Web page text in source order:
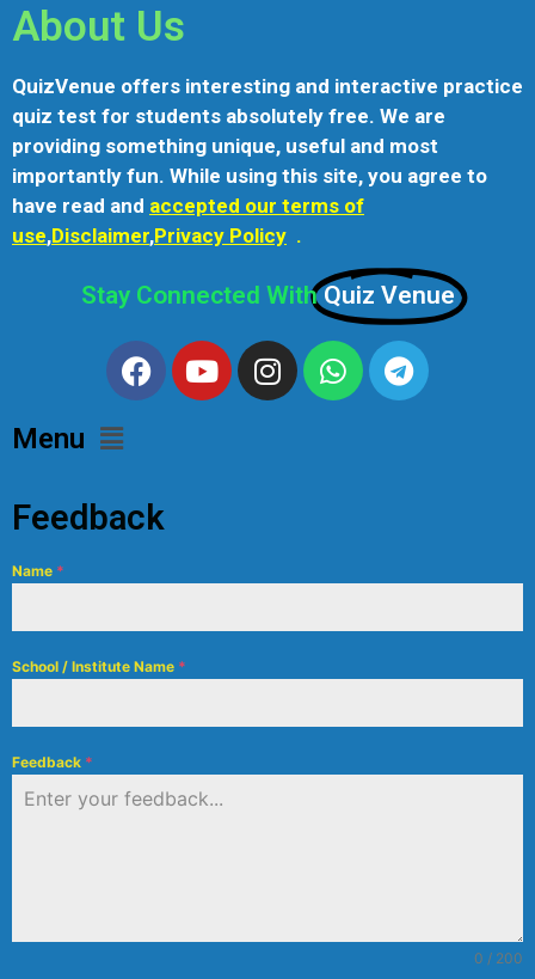
About Us
QuizVenue offers interesting and interactive practice
quiz test for students absolutely free. We are
providing something unique, useful and most
importantly fun. While using this site, you agree to
have read and accepted our terms of
use,Disclaimer,Privacy Policy .
Stay Connected WithQuiz Venue
Menu
Feedback
Name *
School / Institute Name *
Feedback *
0 / 200